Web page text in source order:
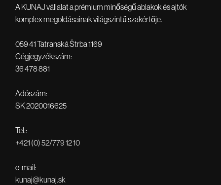
és egyáltalán nem bántuk meg.
Szuper, csak ajánlani tudom.
A KUNAJ vállalat a prémium minőségű ablakok és ajtók
komplex megoldásainak világszintű szakértője.
059 41 Tatranská Štrba 1169
Cégjegyzékszám:
36 478 881
Adószám:
SK 2020016625
Tel.:
+421 (0) 52/779 12 10
e-mail:
kunaj@kunaj.sk